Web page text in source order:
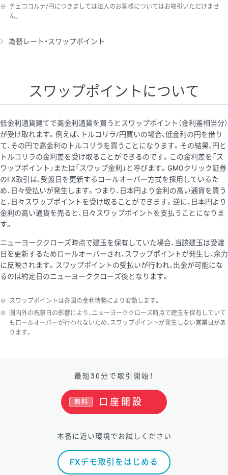
※ チェココルナ/円につきましては法人のお客様についてはお取引いただけませ
ん。
為替レート・スワップポイント
スワップポイントについて
低金利通貨建てで高金利通貨を買うとスワップポイント（金利差相当分）
が受け取れます。例えば、トルコリラ/円買いの場合、低金利の円を借り
て、その円で高金利のトルコリラを買うことになります。その結果、円と
トルコリラの金利差を受け取ることができるのです。この金利差を「ス
ワップポイント」または「スワップ金利」と呼びます。GMOクリック証券
のFX取引は、受渡日を更新するロールオーバー方式を採用しているた
め、日々受払いが発生します。つまり、日本円より金利の高い通貨を買う
と、日々スワップポイントを受け取ることができます。逆に、日本円より
金利の高い通貨を売ると、日々スワップポイントを支払うことになりま
す。
ニューヨーククローズ時点で建玉を保有していた場合、当該建玉は受渡
日を更新するためロールオーバーされ、スワップポイントが発生し、余力
に反映されます。スワップポイントの受払いが行われ、出金が可能にな
るのは約定日のニューヨーククローズ後となります。
※ スワップポイントは各国の金利情勢により変動します。
※
国内外の祝祭日の影響により、ニューヨーククローズ時点で建玉を保有していて
もロールオーバーが行われないため、スワップポイントが発生しない営業日があ
ります。
最短30分で取引開始！
口座開設
無料
本番に近い環境でお試しください
FXデモ取引をはじめる